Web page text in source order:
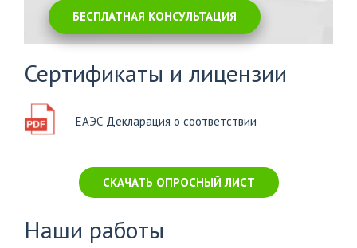
БЕСПЛАТНАЯ КОНСУЛЬТАЦИЯ
Сертификаты и лицензии
ЕАЭС Декларация о соответствии
СКАЧАТЬ ОПРОСНЫЙ ЛИСТ
Наши работы